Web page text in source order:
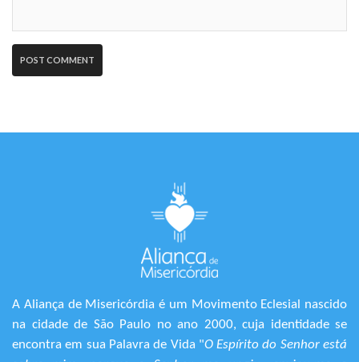
A Aliança de Misericórdia é um Movimento Eclesial nascido
na cidade de São Paulo no ano 2000, cuja identidade se
encontra em sua Palavra de Vida "O Espírito do Senhor está